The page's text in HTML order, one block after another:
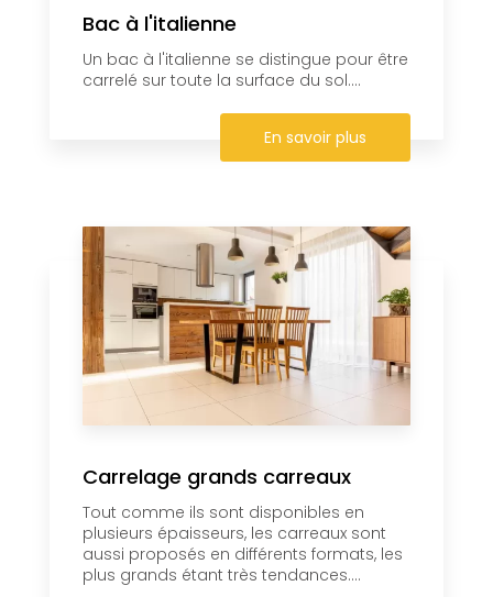
Bac à l'italienne
Un bac à l'italienne se distingue pour être
carrelé sur toute la surface du sol....
En savoir plus
Carrelage grands carreaux
Tout comme ils sont disponibles en
plusieurs épaisseurs, les carreaux sont
aussi proposés en différents formats, les
plus grands étant très tendances....